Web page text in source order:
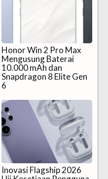
Honor Win 2 Pro Max
Mengusung Baterai
10.000 mAh dan
Snapdragon 8 Elite Gen
6
Inovasi Flagship 2026